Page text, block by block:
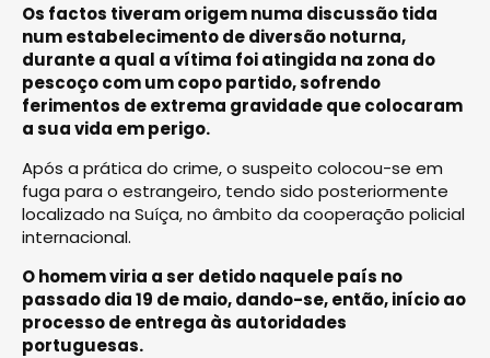
Os factos tiveram origem numa discussão tida
num estabelecimento de diversão noturna,
durante a qual a vítima foi atingida na zona do
pescoço com um copo partido, sofrendo
ferimentos de extrema gravidade que colocaram
a sua vida em perigo.
Após a prática do crime, o suspeito colocou-se em
fuga para o estrangeiro, tendo sido posteriormente
localizado na Suíça, no âmbito da cooperação policial
internacional.
O homem viria a ser detido naquele país no
passado dia 19 de maio, dando-se, então, início ao
processo de entrega às autoridades
portuguesas.